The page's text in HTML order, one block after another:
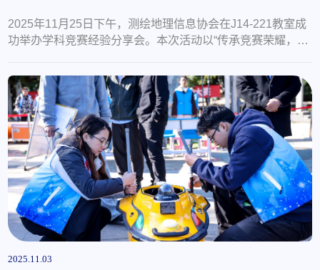
2025年11月25日下午，测绘地理信息协会在J14-221教室成
功举办学科竞赛经验分享会。本次活动以“传承竞赛荣耀，解
奖获得者于弋洋等4位学长学姐进行经验分享，赵相伟老师、
刘新老师出席指导，近百名师生齐聚现场交流学习。分享会
伊始，赵老师与刘老师先后上台发言。两位老师首先对2023
级学子在全国大学生GIS应用技能大赛中斩获特等奖表示热
烈祝贺，肯定了他们用专业实力为...
2025.11.03